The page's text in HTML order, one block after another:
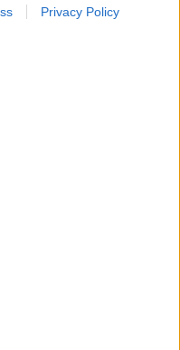
Privacy Policy